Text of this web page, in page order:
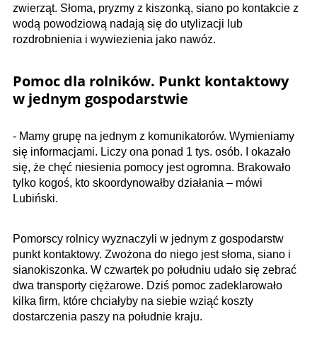
zwierząt. Słoma, pryzmy z kiszonką, siano po kontakcie z
wodą powodziową nadają się do utylizacji lub
rozdrobnienia i wywiezienia jako nawóz.
Pomoc dla rolników. Punkt kontaktowy
w jednym gospodarstwie
- Mamy grupę na jednym z komunikatorów. Wymieniamy
się informacjami. Liczy ona ponad 1 tys. osób. I okazało
się, że chęć niesienia pomocy jest ogromna. Brakowało
tylko kogoś, kto skoordynowałby działania – mówi
Lubiński.
Pomorscy rolnicy wyznaczyli w jednym z gospodarstw
punkt kontaktowy. Zwożona do niego jest słoma, siano i
sianokiszonka. W czwartek po południu udało się zebrać
dwa transporty ciężarowe. Dziś pomoc zadeklarowało
kilka firm, które chciałyby na siebie wziąć koszty
dostarczenia paszy na południe kraju.